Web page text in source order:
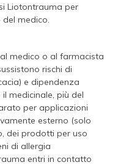
Liotontrauma per
medico.
medico o al farmacista
rischi di
e dipendenza
medicinale, più del
per applicazioni
esterno (solo
dei prodotti per uso
di allergia
entri in contatto